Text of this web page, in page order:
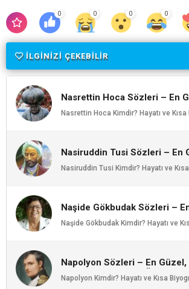
0 0 0 0
İLGİNİZİ ÇEKEBİLİR
Nasrettin Hoca Sözleri – En
Anlamlı ve Etkileyici Nasrettin
Özlü Sözleri | Ozlusozler.com
Nasrettin Hoca Kimdir? Hayatı ve Kısa
Nasiruddin Tusi Sözleri – En
Anlamlı ve Etkileyici
Özlü Sözleri | Ozlusozler.com
Nasiruddin Tusi Kimdir? Hayatı ve Kısa
Naşide Gökbudak Sözleri –
Anlamlı ve Etkileyici Naşide
Özlü Sözleri | Ozlusozler.com
Naşide Gökbudak Kimdir? Hayatı ve
Napolyon Sözleri – En Güzel,
Etkileyici Napolyon Özlü
Ozlusozler.com
Napolyon Kimdir? Hayatı ve Kısa